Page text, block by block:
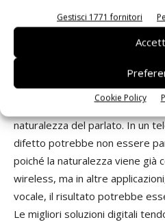
Gestisci 1771 fornitori
Cookie Policy
mai completamente sicure
discriminare correttamente tra
più sono tarate in modo
percepisce distorsioni che sono
classificazione della voce
Tipicamente, la voce rimane
naturalezza del parlato. In un
difetto potrebbe non essere
poiché la naturalezza viene già
wireless, ma in altre
vocale, il risultato potrebbe
Le migliori soluzioni digitali